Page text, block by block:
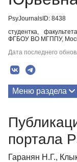
PsyJournalsID: 8438
студентка,
ФГБОУ ВО МГППУ,
Дата последнего
Меню раздела
портала
Гаранян Н.Г.,